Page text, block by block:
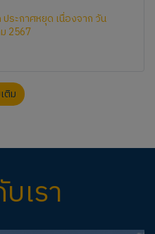
ระกาศหยุด เนื่องจาก วัน
2567
ติม
เรา